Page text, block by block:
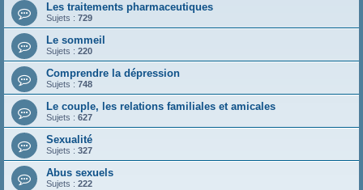
Les traitements pharmaceutiques
Sujets : 729
Le sommeil
Sujets : 220
Comprendre la dépression
Sujets : 748
Le couple, les relations familiales et amicales
Sujets : 627
Sexualité
Sujets : 327
Abus sexuels
Sujets : 222